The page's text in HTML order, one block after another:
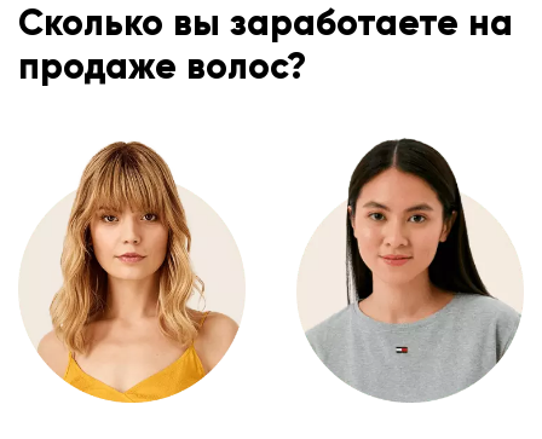
Сколько вы заработаете на
продаже волос?